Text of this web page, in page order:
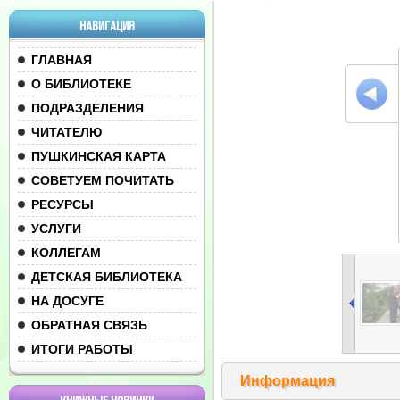
НАВИГАЦИЯ
ГЛАВНАЯ
О БИБЛИОТЕКЕ
ПОДРАЗДЕЛЕНИЯ
ЧИТАТЕЛЮ
ПУШКИНСКАЯ КАРТА
СОВЕТУЕМ ПОЧИТАТЬ
РЕСУРСЫ
УСЛУГИ
КОЛЛЕГАМ
ДЕТСКАЯ БИБЛИОТЕКА
НА ДОСУГЕ
ОБРАТНАЯ СВЯЗЬ
ИТОГИ РАБОТЫ
Информация